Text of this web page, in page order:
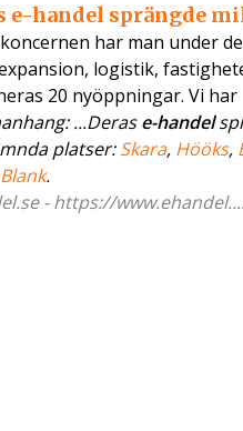
e-handel sprängde
har man under
logistik,
20 nyöppningar. Vi har
...Derase-handel
platser:Skara, Hööks,
.
- https://